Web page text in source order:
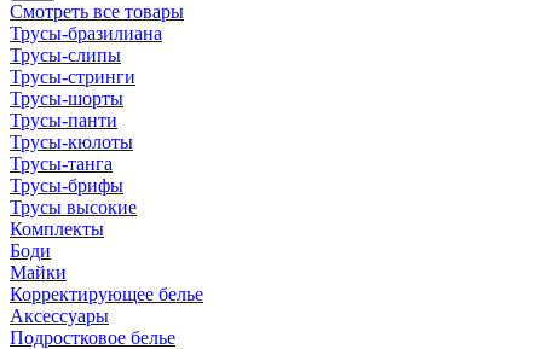
Смотреть все товары
Трусы-бразилиана
Трусы-слипы
Трусы-стринги
Трусы-шорты
Трусы-панти
Трусы-кюлоты
Трусы-танга
Трусы-брифы
Трусы высокие
Комплекты
Боди
Майки
Корректирующее белье
Аксессуары
Подростковое белье